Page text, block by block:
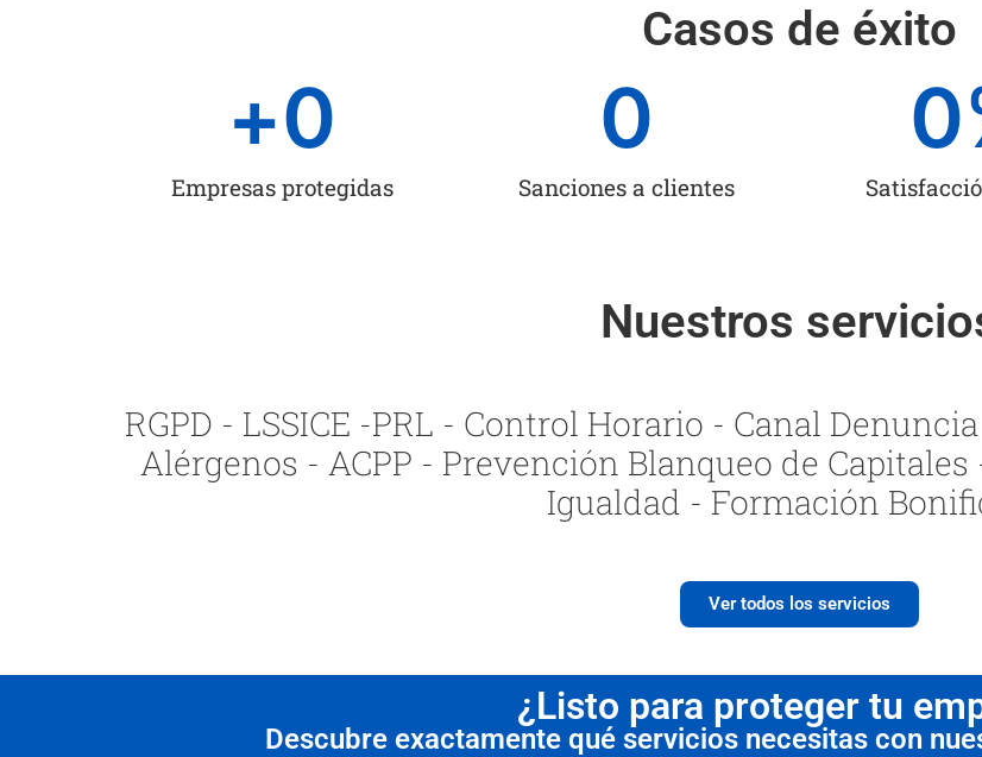
Casos de éxito
Empresas protegidas
+0
Sanciones a clientes
0 0
Nuestros
RGPD - LSSICE -PRL - Control Horario - Canal
Alérgenos - ACPP - Prevención Blanqueo de
Igualdad - Formación
Ver todos los servicios
¿Listo para proteger tu
Descubre exactamente qué servicios necesitas con